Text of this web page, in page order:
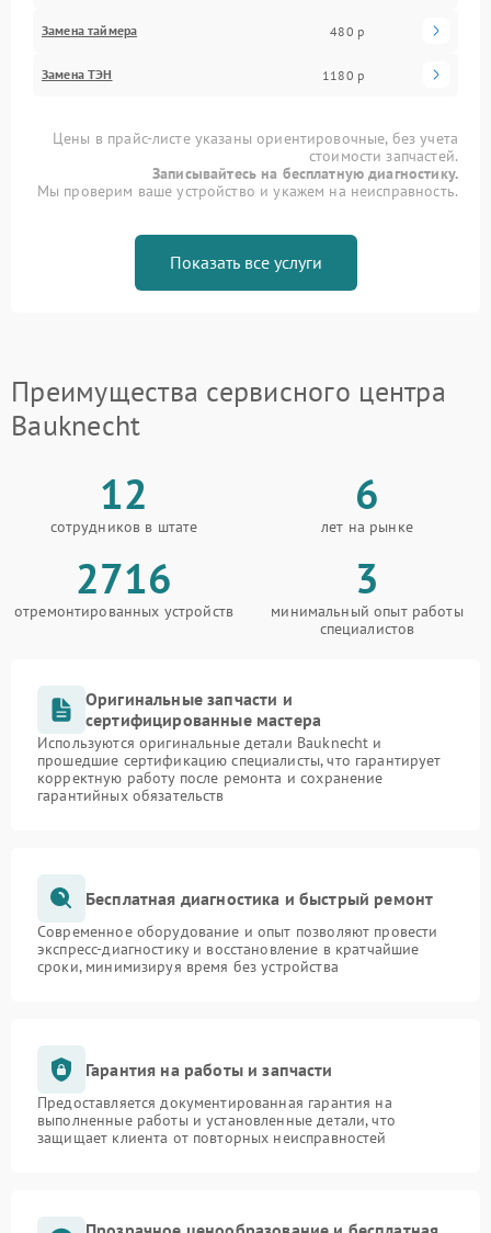
Замена таймера 480 р
Замена ТЭН 1180 р
Цены в прайс-листе указаны ориентировочные, без учета
стоимости запчастей.
Записывайтесь на бесплатную диагностику.
Мы проверим ваше устройство и укажем на неисправность.
Показать все услуги
Преимущества сервисного центра
Bauknecht
12
сотрудников в штате
6
лет на рынке
2716
отремонтированных устройств
3
минимальный опыт работы
специалистов
Оригинальные запчасти и
сертифицированные мастера
Используются оригинальные детали Bauknecht и
прошедшие сертификацию специалисты, что гарантирует
корректную работу после ремонта и сохранение
гарантийных обязательств
Бесплатная диагностика и быстрый ремонт
Современное оборудование и опыт позволяют провести
экспресс-диагностику и восстановление в кратчайшие
сроки, минимизируя время без устройства
Гарантия на работы и запчасти
Предоставляется документированная гарантия на
выполненные работы и установленные детали, что
защищает клиента от повторных неисправностей